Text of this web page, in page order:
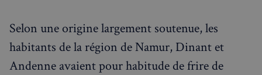
Selon une origine largement soutenue, les
habitants de la région de Namur, Dinant et
Andenne avaient pour habitude de frire de